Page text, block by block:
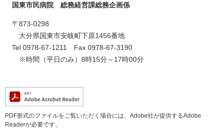
国東市民病院 総務経営課総務企画係
〒873-0298
大分県国東市安岐町下原1456番地
Tel 0978-67-1211 Fax 0978-67-3190
※時間（平日のみ）8時15分～17時00分
PDF形式のファイルをご覧いただく場合には、Adobe社が提供するAdobe
Readerが必要です。